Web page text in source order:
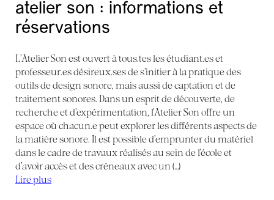
atelier son : informations et
réservations
L’Atelier Son est ouvert à tous.tes les étudiant.es et
professeur.es désireux.ses de s’initier à la pratique des
outils de design sonore, mais aussi de captation et de
traitement sonores. Dans un esprit de découverte, de
recherche et d’expérimentation, l’Atelier Son offre un
espace où chacun.e peut explorer les différents aspects de
la matière sonore. Il est possible d’emprunter du matériel
dans le cadre de travaux réalisés au sein de l’école et
d’avoir accès et des créneaux avec un (…)
Lire plus